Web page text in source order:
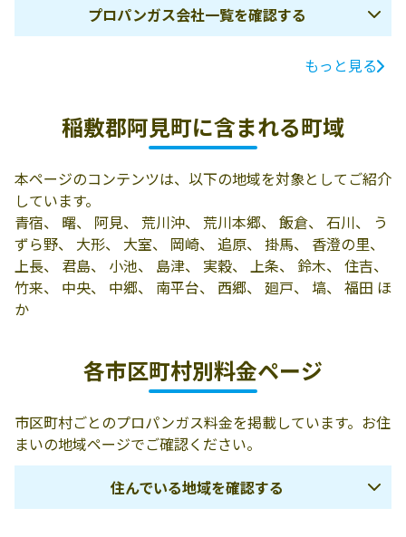
プロパンガス会社一覧を確認する
電話番号
宿478-1
設
阿見町島津702-5
昭和プロパン有
限会社
300-0332 稲敷郡
阿見町中央4-4-
15
029-888-0033
アサヒガス株式
会社／土浦営業
稲敷郡阿見町う
029-842-8370
もっと見る
稲敷郡阿見町に含まれる町域
本ページのコンテンツは、以下の地域を対象としてご紹介
しています。
青宿、 曙、 阿見、 荒川沖、 荒川本郷、 飯倉、 石川、 う
ずら野、 大形、 大室、 岡崎、 追原、 掛馬、 香澄の里、
上長、 君島、 小池、 島津、 実穀、 上条、 鈴木、 住吉、
竹来、 中央、 中郷、 南平台、 西郷、 廻戸、 塙、 福田 ほ
か
各市区町村別料金ページ
市区町村ごとのプロパンガス料金を掲載しています。お住
まいの地域ページでご確認ください。
住んでいる地域を確認する